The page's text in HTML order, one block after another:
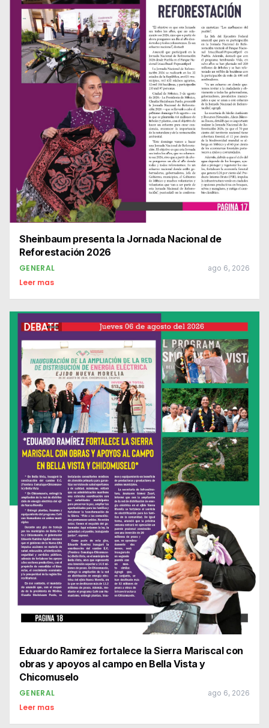
Sheinbaum presenta la Jornada Nacional de
Reforestación 2026
GENERAL ago 6, 2026
Leer mas
Eduardo Ramírez fortalece la Sierra Mariscal con
obras y apoyos al campo en Bella Vista y
Chicomuselo
GENERAL ago 6, 2026
Leer mas